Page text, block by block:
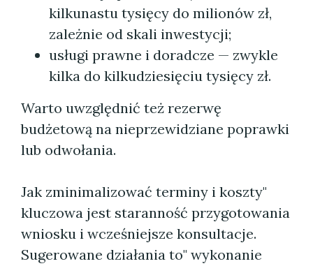
kilkunastu tysięcy do milionów zł,
zależnie od skali inwestycji;
usługi prawne i doradcze — zwykle
kilka do kilkudziesięciu tysięcy zł.
Warto uwzględnić też rezerwę
budżetową na nieprzewidziane poprawki
lub odwołania.
Jak zminimalizować terminy i koszty"
kluczowa jest staranność przygotowania
wniosku i wcześniejsze konsultacje.
Sugerowane działania to" wykonanie